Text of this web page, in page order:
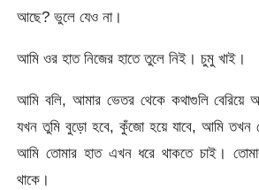
আছে? ভুলে যেও না।
আমি ওর হাত নিজের হাতে তুলে নিই। চুমু খাই।
আমি বলি, আমার ভেতর থেকে কথাগুলি বেরিয়ে
যখন তুমি বুড়ো হবে, কুঁজো হয়ে যাবে, আমি তখন
আমি তোমার হাত এখন ধরে থাকতে চাই।
থাকে।